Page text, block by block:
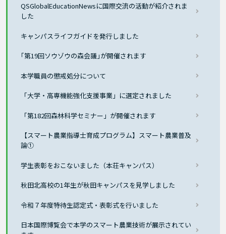
QSGlobalEducationNewsに国際交流の活動が紹介されま
した
キャンパスライフガイドを発行しました
｢第19回ソウゾウの森会議｣が開催されます
本学職員の懲戒処分について
「大学・高専機能強化支援事業」に選定されました
「第182回森林科学セミナー」が開催されます
【スマート農業指導士育成プログラム】スマート農業普及
論①
学生表彰をおこないました（本荘キャンパス）
秋田北高校の1年生が秋田キャンパスを見学しました
令和７年度特待生認定式・表彰式を行いました
日本国際博覧会で本学のスマート農業技術が展示されてい